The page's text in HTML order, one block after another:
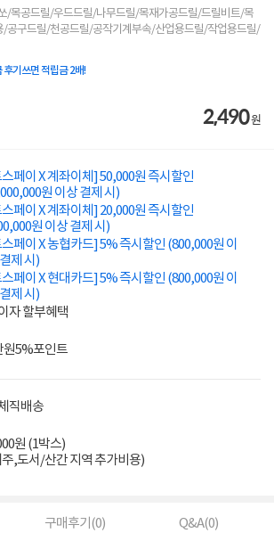
/목공드릴/우드드릴/나무드릴/목재가공드릴/드릴비트/목
공구드릴/천공드릴/공작기계부속/산업용드릴/작업용드릴/
후기쓰면 적립금 2배!
2,490원
스페이 X 계좌이체] 50,000원 즉시할인
원 이상 결제 시)
스페이 X 계좌이체] 20,000원 즉시할인
원 이상 결제 시)
페이 X 농협카드] 5% 즉시할인 (800,000원 이
제 시)
페이 X 현대카드] 5% 즉시할인 (800,000원 이
제 시)
자 할부혜택
원5%포인트
직배송
원 (1박스)
,도서/산간 지역 추가비용)
구매후기(0) Q&A(0)